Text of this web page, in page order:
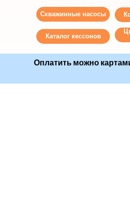
Оплатить можно
Скважинные насосы
Каталог кессонов